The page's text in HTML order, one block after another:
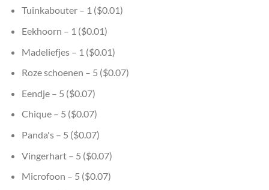
Tuinkabouter – 1 ($0.01)
Eekhoorn – 1 ($0.01)
Madeliefjes – 1 ($0.01)
Roze schoenen – 5 ($0.07)
Eendje – 5 ($0.07)
Chique – 5 ($0.07)
Panda's – 5 ($0.07)
Vingerhart – 5 ($0.07)
Microfoon – 5 ($0.07)